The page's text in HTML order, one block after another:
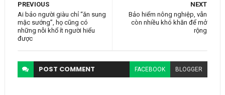
NEXT
Bảo hiểm nông nghiệp, vẫn
còn nhiều khó khăn để mở
rộng
PREVIOUS
Ai bảo người giàu chỉ “ăn sung
mặc sướng”, họ cũng có
những nỗi khổ ít người hiểu
được
POST COMMENT FACEBOOK BLOGGER